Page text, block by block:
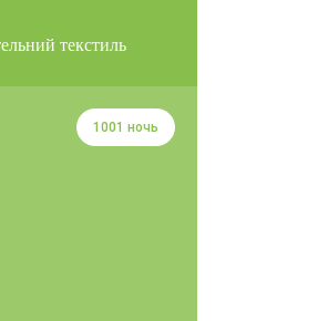
текстиль
1001 ночь